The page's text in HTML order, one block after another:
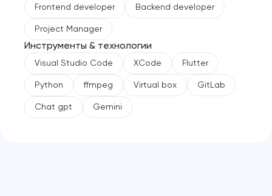
Frontend developer Backend developer
Project Manager
Инструменты & технологии
Visual Studio Code XCode Flutter
Python ffmpeg Virtual box GitLab
Chat gpt Gemini